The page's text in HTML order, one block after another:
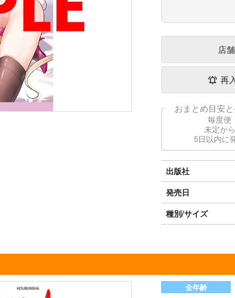
店
再
おまとめ目安
毎度便
未定から
5日以内に
出版社
発売日
種別/サイズ
全年齢